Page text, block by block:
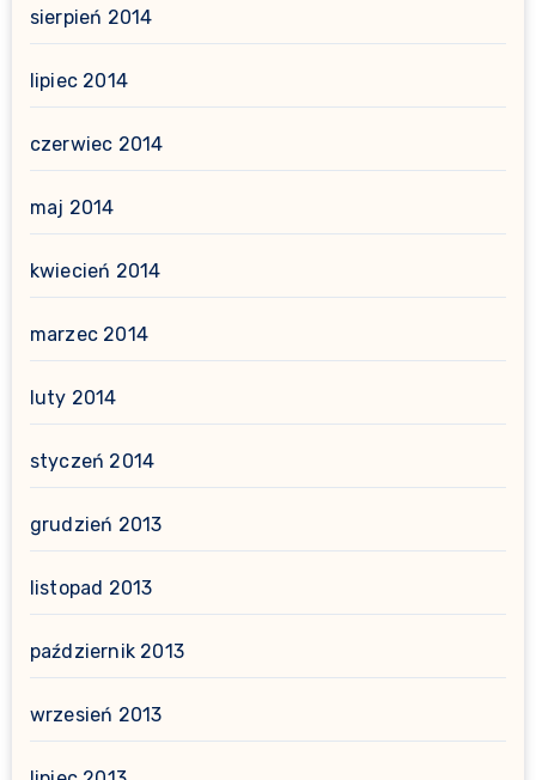
sierpień 2014
lipiec 2014
czerwiec 2014
maj 2014
kwiecień 2014
marzec 2014
luty 2014
styczeń 2014
grudzień 2013
listopad 2013
październik 2013
wrzesień 2013